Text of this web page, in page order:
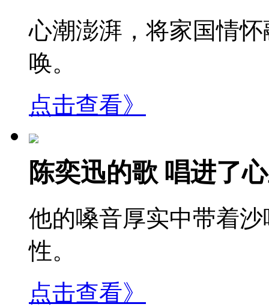
心潮澎湃，将家国情
唤。
点击查看》
陈奕迅的歌 唱进了
他的嗓音厚实中带着
性。
点击查看》